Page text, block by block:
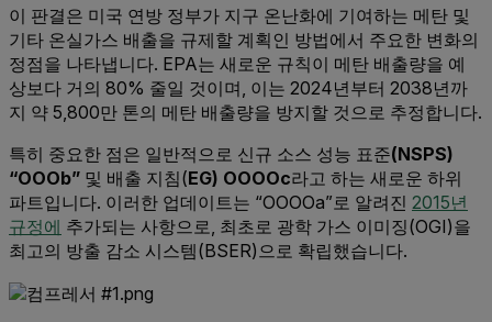
이 판결은 미국 연방 정부가 지구 온난화에 기여하는 메탄 및
기타 온실가스 배출을 규제할 계획인 방법에서 주요한 변화의
정점을 나타냅니다. EPA는 새로운 규칙이 메탄 배출량을 예
상보다 거의 80% 줄일 것이며, 이는 2024년부터 2038년까
지 약 5,800만 톤의 메탄 배출량을 방지할 것으로 추정합니다.
특히 중요한 점은 일반적으로 신규 소스 성능 표준(NSPS)
“OOOb” 및 배출 지침(EG) OOOOc라고 하는 새로운 하위
파트입니다. 이러한 업데이트는 “OOOOa”로 알려진 2015년
규정에 추가되는 사항으로, 최초로 광학 가스 이미징(OGI)을
최고의 방출 감소 시스템(BSER)으로 확립했습니다.